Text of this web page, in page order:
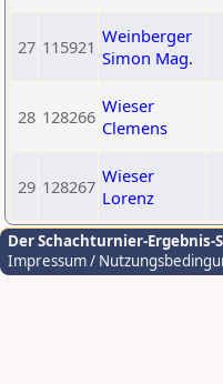
27 115921 Weinberger
Simon Mag.
28 128266 Wieser
Clemens
29 128267 Wieser
Lorenz
Der Schachturnier-Ergebnis-
Impressum /